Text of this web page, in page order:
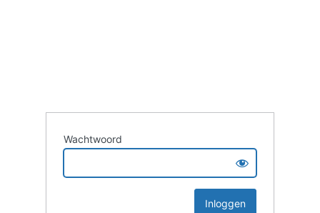
Wachtwoord